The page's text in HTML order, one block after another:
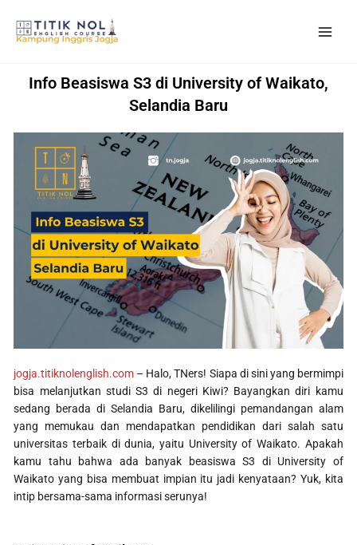
content
Info Beasiswa S3 di University of Waikato,
Selandia Baru
jogja.titiknolenglish.com – Halo, TNers! Siapa di sini yang bermimpi
bisa melanjutkan studi S3 di negeri Kiwi? Bayangkan diri kamu
sedang berada di Selandia Baru, dikelilingi pemandangan alam
yang memukau dan mendapatkan pendidikan dari salah satu
universitas terbaik di dunia, yaitu University of Waikato. Apakah
kamu tahu bahwa ada banyak
beasiswa S3 di University of
Waikato yang bisa membuat impian itu jadi kenyataan? Yuk, kita
intip bersama-sama informasi serunya!